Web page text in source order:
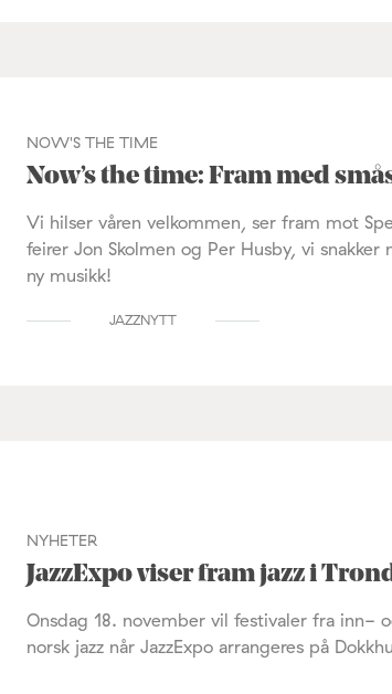
NOW'S THE TIME
Now’s the time: Fram med
Vi hilser våren velkommen, ser fram mot
feirer Jon Skolmen og Per Husby, vi
ny musikk!
JAZZNYTT
NYHETER
JazzExpo viser fram jazz i
Onsdag 18. november vil festivaler fra inn-
norsk jazz når JazzExpo arrangeres på